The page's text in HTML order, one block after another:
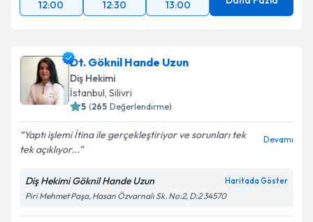
12:00 12:30 13:00
Dt. Göknil Hande Uzun
Diş Hekimi
İstanbul, Silivri
5 (265 Değerlendirme)
Yaptı işlemi İtina ile gerçekleştiriyor ve sorunları tek
tek açıklıyor...
Devamı
Diş Hekimi Göknil Hande Uzun Haritada Göster
Piri Mehmet Paşa, Hasan Özvarnalı Sk. No:2, D:2 34570